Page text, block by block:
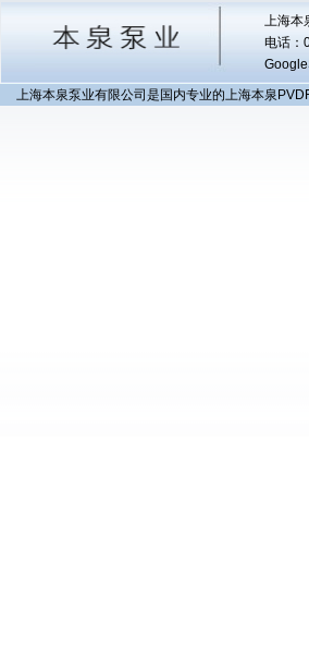
上海本
电话：
上海本泉泵业有限公司是国内专业的上海本泉